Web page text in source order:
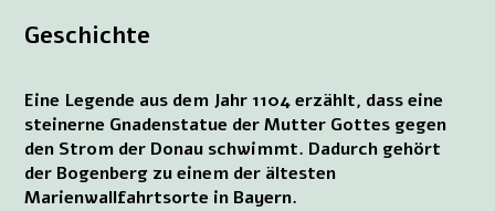
Geschichte
Eine Legende aus dem Jahr 1104 erzählt, dass eine
steinerne Gnadenstatue der Mutter Gottes gegen
den Strom der Donau schwimmt. Dadurch gehört
der Bogenberg zu einem der ältesten
Marienwallfahrtsorte in Bayern.